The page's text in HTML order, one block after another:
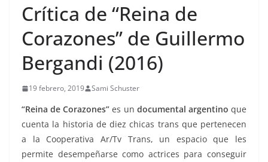
Crítica de “Reina de
Corazones” de Guillermo
Bergandi (2016)
19 febrero, 2019 Sami Schuster
“Reina de Corazones” es un documental argentino que
cuenta la historia de diez chicas trans que pertenecen
a la Cooperativa Ar/Tv Trans, un espacio que les
permite desempeñarse como actrices para conseguir